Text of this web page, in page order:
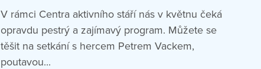
V rámci Centra aktivního stáří nás v květnu čeká
opravdu pestrý a zajímavý program. Můžete se
těšit na setkání s hercem Petrem Vackem,
poutavou...